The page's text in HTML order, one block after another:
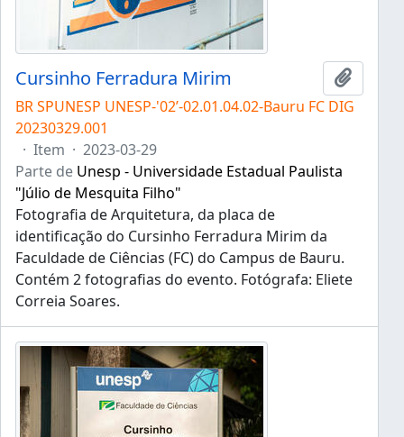
Cursinho Ferradura Mirim
BR SPUNESP UNESP-'02’-02.01.04.02-Bauru FC DIG
20230329.001
· Item · 2023-03-29
Parte de Unesp - Universidade Estadual Paulista
"Júlio de Mesquita Filho"
Fotografia de Arquitetura, da placa de
identificação do Cursinho Ferradura Mirim da
Faculdade de Ciências (FC) do Campus de Bauru.
Contém 2 fotografias do evento. Fotógrafa: Eliete
Correia Soares.